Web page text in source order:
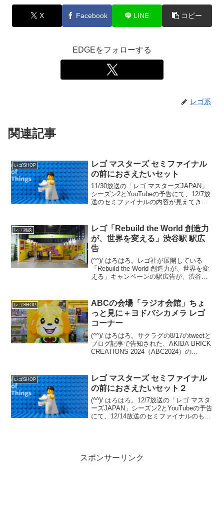
X Facebook LINE コピー
EDGEをフォローする
レゴ系
関連記事
レゴSHOP
レゴ マスターズ セミファイナル
の前におさえたいセット
11/30放送の「レゴ マスターズJAPAN」
シーズン2とYouTubeの予告にて、12/7放
送のセミファイナルの内容が見えてきま
ンハーフ」に近く、乗り物の既存...
レゴ雑談
レゴ「Rebuild the World 創造力
が、世界を変える」渋谷駅 駅広
告
(^^)/ はろはろ。レゴ社が展開している
「Rebuild the World 創造力が、世界を変
える」キャンペーンの駅広告が、渋谷駅
すが、最短で2025/9/8(月)...
レゴSHOP
ABCの会場「ラジオ会館」ちょ
っと見に＋ヨドバシカメラ レゴ
コーナー
(^^)/ はろはろ。サクラグの8/17のtweetと
ブログ記事で告知された、AKIBA BRICK
CREATIONS 2024（ABC2024）の
す。とゆー...
レゴSHOP
レゴ マスターズ セミファイナル
の前におさえたいセット２
(^^)/ はろはろ。12/7放送の「レゴ マスタ
ーズJAPAN」シーズン2とYouTubeの予告
にて、12/14放送のセミファイナルのもう
スポンサーリンク